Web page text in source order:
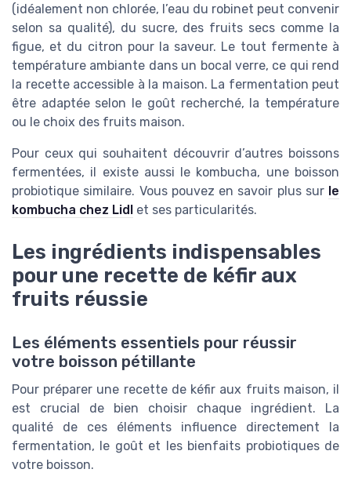
(idéalement non chlorée, l’eau du robinet peut convenir
selon sa qualité), du sucre, des fruits secs comme la
figue, et du citron pour la saveur. Le tout fermente à
température ambiante dans un bocal verre, ce qui rend
la recette accessible à la maison. La fermentation peut
être adaptée selon le goût recherché, la température
ou le choix des fruits maison.
Pour ceux qui souhaitent découvrir d’autres boissons
fermentées, il existe aussi le kombucha, une boisson
probiotique similaire. Vous pouvez en savoir plus sur le
kombucha chez Lidl et ses particularités.
Les ingrédients indispensables
pour une recette de kéfir aux
fruits réussie
Les éléments essentiels pour réussir
votre boisson pétillante
Pour préparer une recette de kéfir aux fruits maison, il
est crucial de bien choisir chaque ingrédient. La
qualité de ces éléments influence directement la
fermentation, le goût et les bienfaits probiotiques de
votre boisson.